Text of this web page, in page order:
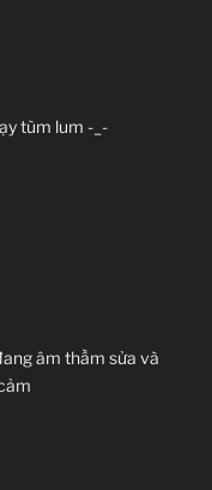
tùm lum -_-
âm thầm sửa và